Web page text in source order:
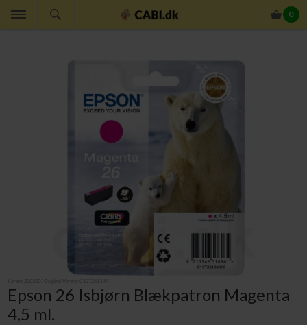
0
Epson 26 Isbjørn Blækpatron Magenta
4,5 ml.